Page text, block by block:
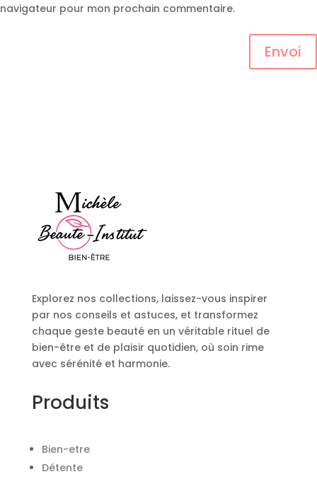
navigateur pour mon prochain commentaire.
Envoi
Explorez nos collections, laissez-vous inspirer
par nos conseils et astuces, et transformez
chaque geste beauté en un véritable rituel de
bien-être et de plaisir quotidien, où soin rime
avec sérénité et harmonie.
Produits
Bien-etre
Détente